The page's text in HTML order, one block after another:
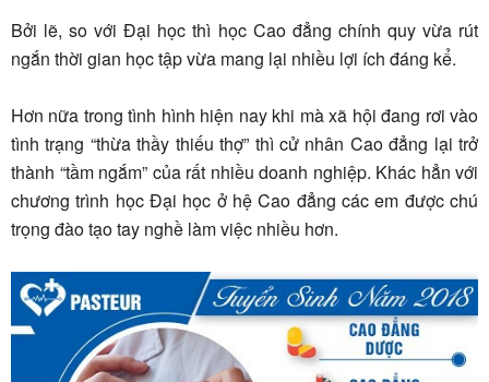
Bởi lẽ, so với Đại học thì học Cao đẳng chính quy vừa rút
ngắn thời gian học tập vừa mang lại nhiều lợi ích đáng kể.
Hơn nữa trong tình hình hiện nay khi mà xã hội đang rơi vào
tình trạng “thừa thầy thiếu thợ” thì cử nhân Cao đẳng lại trở
thành “tầm ngắm” của rất nhiều doanh nghiệp. Khác hẳn với
chương trình học Đại học ở hệ Cao đẳng các em được chú
trọng đào tạo tay nghề làm việc nhiều hơn.